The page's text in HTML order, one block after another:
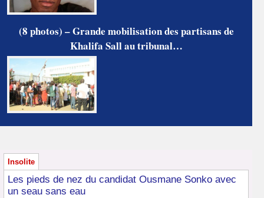
(8 photos) – Grande mobilisation des partisans de
Khalifa Sall au tribunal…
Insolite
Les pieds de nez du candidat Ousmane Sonko avec
un seau sans eau